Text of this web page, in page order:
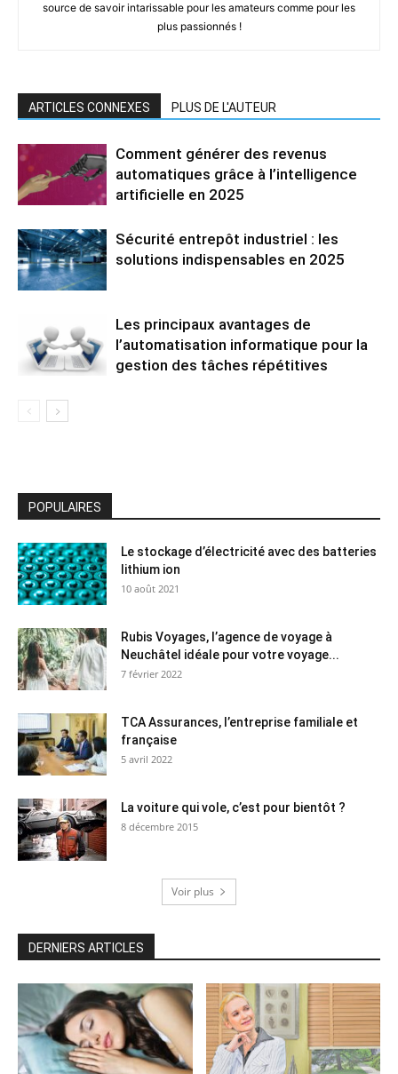
source de savoir intarissable pour les amateurs comme pour les
plus passionnés !
ARTICLES CONNEXES PLUS DE L'AUTEUR
Comment générer des revenus
automatiques grâce à l’intelligence
artificielle en 2025
Sécurité entrepôt industriel : les
solutions indispensables en 2025
Les principaux avantages de
l’automatisation informatique pour la
gestion des tâches répétitives
POPULAIRES
Le stockage d’électricité avec des batteries
lithium ion
10 août 2021
Rubis Voyages, l’agence de voyage à
Neuchâtel idéale pour votre voyage...
7 février 2022
TCA Assurances, l’entreprise familiale et
française
5 avril 2022
La voiture qui vole, c’est pour bientôt ?
8 décembre 2015
Voir plus
DERNIERS ARTICLES